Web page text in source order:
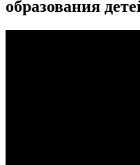
образования